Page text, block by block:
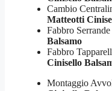
Cambio
Matteotti
Fabbro Serrande
Balsamo
Fabbro
Cinisello
Montaggio